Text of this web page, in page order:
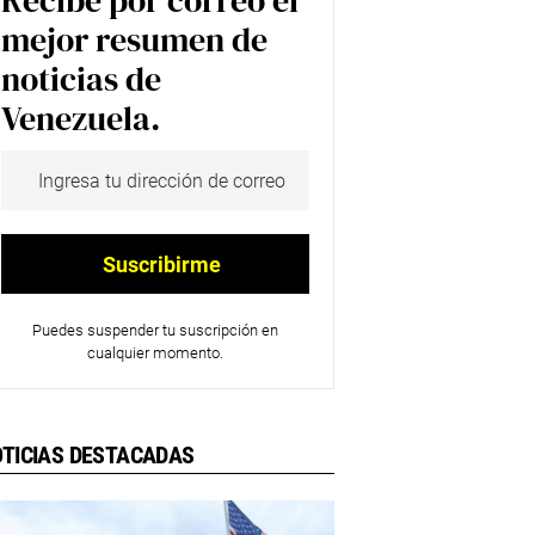
mejor resumen de
noticias de
Venezuela.
Puedes suspender tu suscripción en
cualquier momento.
DESTACADAS